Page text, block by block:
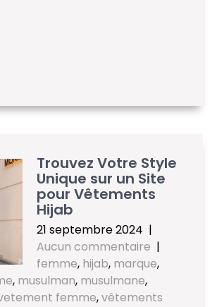
Trouvez Votre Style
Unique sur un Site
pour Vêtements
Hijab
21 septembre 2024 |
Aucun commentaire |
femme, hijab, marque,
, musulman, musulmane,
femme,vêtements